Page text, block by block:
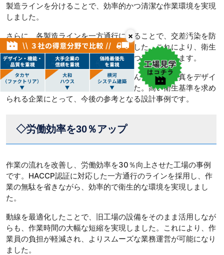
×
製造ラインを分けることで、効率的かつ清潔な作業環境を実現
しました。
さらに、各製造ラインを一方通行にすることで、交差汚染を防
ぎながらスムーズな作業を可能にしました。これにより、衛生
基準を満たしつつ、業務の効率化にもつながっています。
また、工場の玄関には地元・徳島のれんこん畑の写真をデザイ
ンし、地域とのつながりを表現しました。高い衛生基準を求め
られる企業にとって、今後の参考となる設計事例です。
◇労働効率を30％アップ
作業の流れを改善し、労働効率を30％向上させた工場の事例
です。HACCP認証に対応した一方通行のラインを採用し、作
業の無駄を省きながら、効率的で衛生的な環境を実現しまし
た。
動線を最適化したことで、旧工場の設備をそのまま活用しなが
らも、作業時間の大幅な短縮を実現しました。これにより、作
業員の負担が軽減され、よりスムーズな業務運営が可能になり
ました。